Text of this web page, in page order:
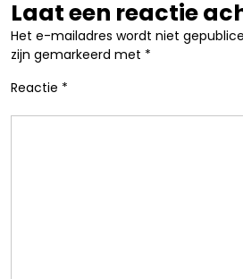
Laat een reactie
Het e-mailadres wordt niet
zijn gemarkeerd met *
Reactie *